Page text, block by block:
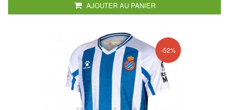
AJOUTER AU PANIER
-52%